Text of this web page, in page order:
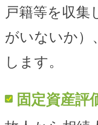
戸籍等を収集
がいないか）
します。
固定資産評